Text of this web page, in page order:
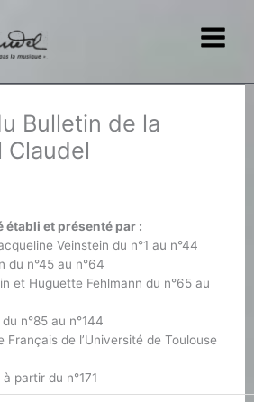
Bulletin de la
Claudel
établi et présenté par :
Veinstein du n°1 au n°44
du n°45 au n°64
et Huguette Fehlmann du n°65 au
n°85 au n°144
Français de l’Université de Toulouse
partir du n°171